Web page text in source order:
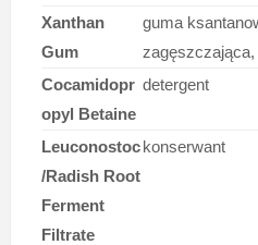
Xanthan
Gum
guma
Cocamidopr
opyl Betaine
detergent
Leuconostoc
/Radish Root
Ferment
Filtrate
konserwant